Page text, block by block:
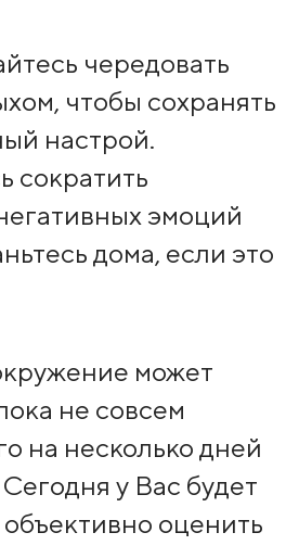
чередовать
чтобы сохранять
настрой.
сократить
эмоций
дома, если это
может
не совсем
на несколько дней
у Вас будет
оценить